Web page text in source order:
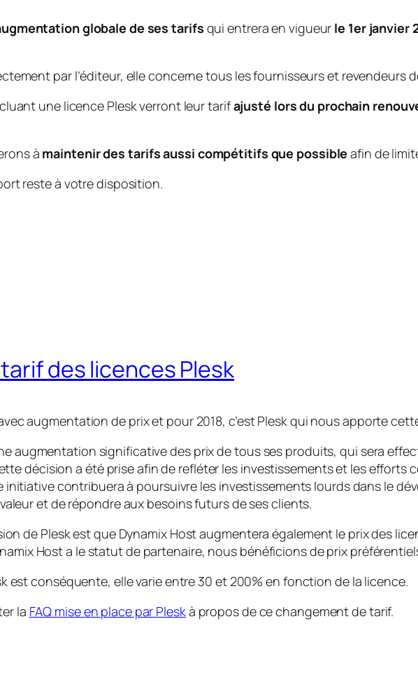
globale de ses tarifs qui entrera en vigueur le 1er janvier
par l’éditeur, elle concerne tous les fournisseurs et revendeurs
une licence Plesk verront leur tarifajusté lors du prochain
à maintenir des tarifs aussi compétitifs que possible afin de
reste à votre disposition.
des licences Plesk
augmentation de prix et pour 2018, c’est Plesk qui nous apporte
augmentation significative des prix de tous ses produits, qui sera
décision a été prise afin de refléter les investissements et les
initiative contribuera à poursuivre les investissements lourds dans le
et de répondre aux besoins futurs de ses clients.
de Plesk est que Dynamix Host augmentera également le prix des
Host a le statut de partenaire, nous bénéficions de prix
est conséquente, elle varie entre 30 et 200% en fonction de la licence.
la FAQ mise en place par Pleskà propos de ce changement de tarif.